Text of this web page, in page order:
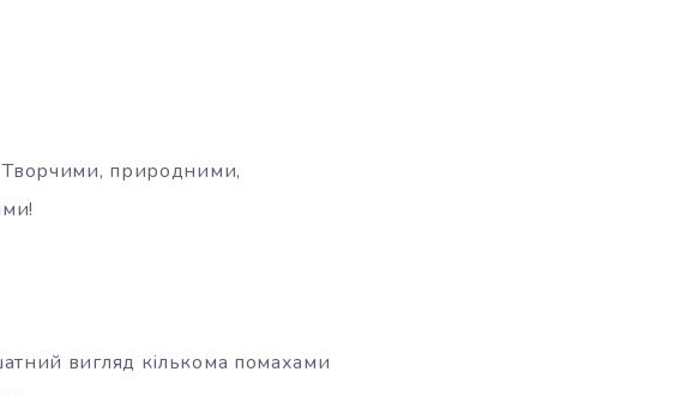
природними,
вигляд кількома помахами